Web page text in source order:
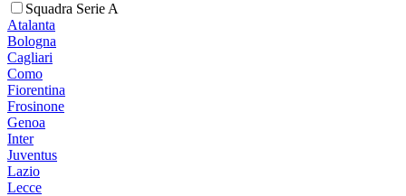
Squadra Serie A
Atalanta
Bologna
Cagliari
Como
Fiorentina
Frosinone
Genoa
Inter
Juventus
Lazio
Lecce